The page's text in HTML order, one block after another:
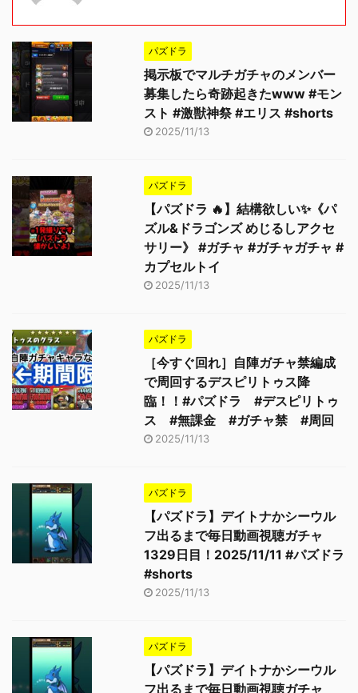
パズドラ
掲示板でマルチガチャのメンバー
募集したら奇跡起きたwww #モン
スト #激獣神祭 #エリス #shorts
2025/11/13
パズドラ
【パズドラ 🔥】結構欲しい✨《パ
ズル&ドラゴンズ めじるしアクセ
サリー》 #ガチャ #ガチャガチャ #
カプセルトイ
2025/11/13
パズドラ
［今すぐ回れ］自陣ガチャ禁編成
で周回するデスピリトゥス降
臨！！#パズドラ #デスピリトゥ
ス #無課金 #ガチャ禁 #周回
2025/11/13
パズドラ
【パズドラ】デイトナかシーウル
フ出るまで毎日動画視聴ガチャ
1329日目！2025/11/11 #パズドラ
#shorts
2025/11/13
パズドラ
【パズドラ】デイトナかシーウル
フ出るまで毎日動画視聴ガチャ